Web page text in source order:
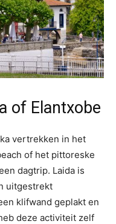
of Elantxobe
vertrekken in het
of het pittoreske
dagtrip. Laida is
uitgestrekt
klifwand geplakt en
deze activiteit zelf